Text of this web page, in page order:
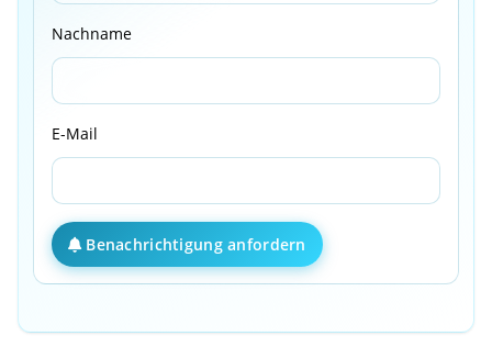
Nachname
E-Mail
Benachrichtigung anfordern